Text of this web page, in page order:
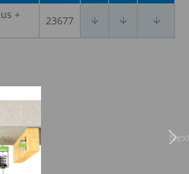
+
23677
Next